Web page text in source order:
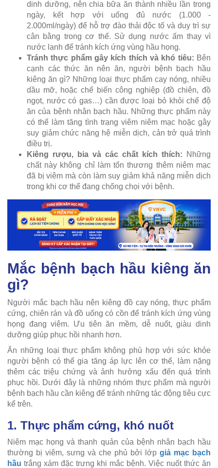
dinh dưỡng, nên chia bữa ăn thành nhiều lần trong
ngày, kết hợp với uống đủ nước (1.000 -
2.000ml/ngày) để hỗ trợ đào thải độc tố và duy trì sự
cân bằng trong cơ thể. Sử dụng nước ấm thay vì
nước lạnh để tránh kích ứng vùng hầu họng.
Tránh thực phẩm gây kích thích và khó tiêu: Bên
cạnh các thức ăn nên ăn, người bệnh bạch hầu
kiêng ăn gì? Những loại thực phẩm cay nóng, nhiều
dầu mỡ, hoặc chế biến công nghiệp (đồ chiên, đồ
ngọt, nước có gas…) cần được loại bỏ khỏi chế độ
ăn của bệnh nhân bạch hầu. Những thực phẩm này
có thể làm tăng tình trạng viêm niêm mạc hoặc gây
suy giảm chức năng hệ miễn dịch, cản trở quá trình
điều trị.
Kiêng rượu, bia và các chất kích thích:
Những
chất này không chỉ làm tổn thương thêm niêm mạc
đã bị viêm mà còn làm suy giảm khả năng miễn dịch
trong khi cơ thể đang chống chọi với bệnh.
Mắc bệnh bạch hầu kiêng ăn
gì?
Người mắc bạch hầu nên kiêng đồ cay nóng, thực phẩm
cứng, chiên rán và đồ uống có cồn để tránh kích ứng vùng
họng đang viêm. Ưu tiên ăn mềm, dễ nuốt, giàu dinh
dưỡng giúp phục hồi nhanh hơn.
Ăn những loại thực phẩm không phù hợp với sức khỏe
người bệnh có thể gia tăng áp lực lên cơ thể, làm nặng
thêm các triệu chứng và ảnh hưởng xấu đến quá trình
phục hồi. Dưới đây là những nhóm thực phẩm mà người
bệnh bạch hầu cần kiêng để tránh những tác động tiêu cực
kể trên.
1. Thực phẩm cứng, khó nuốt
Niêm mạc họng và thanh quản của bệnh nhân bạch hầu
thường bị viêm, sưng và che phủ bởi lớp giả mạc bạch
hầu trắng xám đặc trưng khi mắc bệnh. Việc nuốt thức ăn